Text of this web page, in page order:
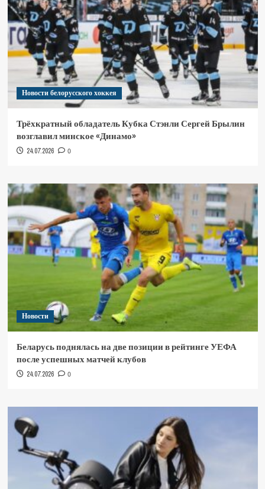
Новости белорусского хоккея
Трёхкратный обладатель Кубка Стэнли Сергей Брылин
возглавил минское «Динамо»
24.07.2026 0
Новости
Беларусь поднялась на две позиции в рейтинге УЕФА
после успешных матчей клубов
24.07.2026 0